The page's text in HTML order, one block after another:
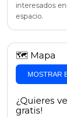
interesados
espacio.
🗺 Mapa
MOSTRAR
¿Quieres
gratis!